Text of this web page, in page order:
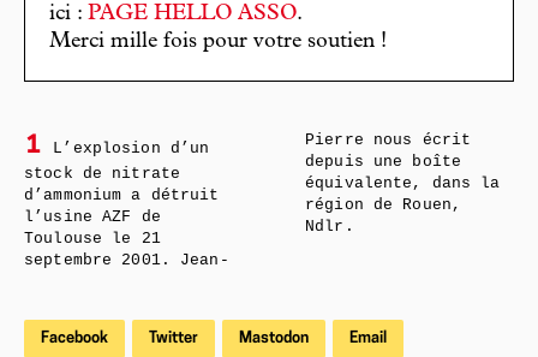
ici : PAGE HELLO ASSO.
Merci mille fois pour votre soutien !
1
L’explosion d’un
stock de nitrate
d’ammonium a détruit
l’usine AZF de
Toulouse le 21
septembre 2001. Jean-
Pierre nous écrit
depuis une boîte
équivalente, dans la
région de Rouen,
Ndlr.
Facebook Twitter Mastodon Email